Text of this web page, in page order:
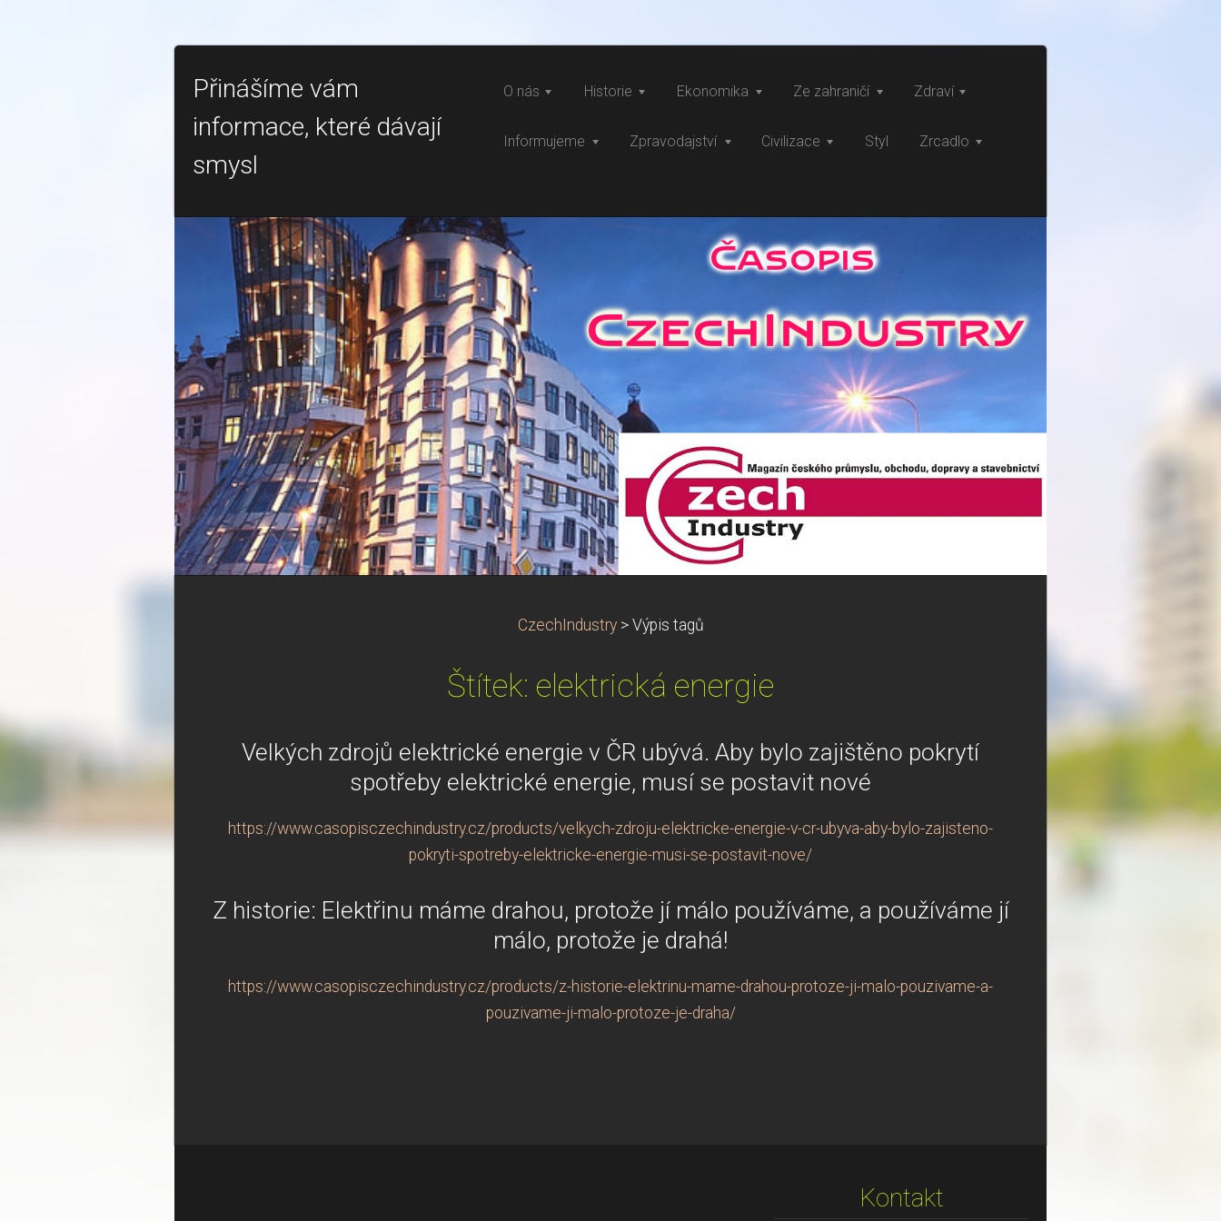
Přinášíme vám
informace, které dávají
smysl
O nás Historie Ekonomika Ze zahraničí Zdraví
Informujeme Zpravodajství Civilizace Styl Zrcadlo
CzechIndustry > Výpis tagů
Štítek: elektrická energie
Velkých zdrojů elektrické energie v ČR ubývá. Aby bylo zajištěno pokrytí
spotřeby elektrické energie, musí se postavit nové
https://www.casopisczechindustry.cz/products/velkych-zdroju-elektricke-energie-v-cr-ubyva-aby-bylo-zajisteno-
pokryti-spotreby-elektricke-energie-musi-se-postavit-nove/
Z historie: Elektřinu máme drahou, protože jí málo používáme, a používáme jí
málo, protože je drahá!
https://www.casopisczechindustry.cz/products/z-historie-elektrinu-mame-drahou-protoze-ji-malo-pouzivame-a-
pouzivame-ji-malo-protoze-je-draha/
Kontakt